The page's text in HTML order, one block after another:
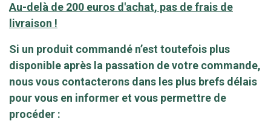
Au-delà de 200 euros d'achat, pas de frais de
livraison !
Si un produit commandé n’est toutefois plus
disponible après la passation de votre commande,
nous vous contacterons dans les plus brefs délais
pour vous en informer et vous permettre de
procéder :